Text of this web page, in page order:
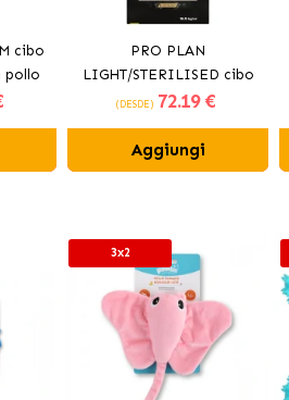
cibo
pollo
PRO PLAN
LIGHT/STERILISED cibo
secco per cani con pollo
(DESDE) 72.19 €
Aggiungi
3x2